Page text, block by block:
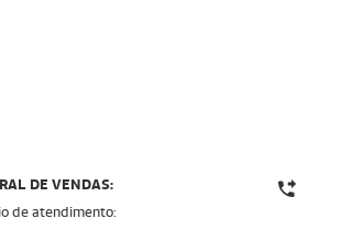
DE VENDAS:
de atendimento: